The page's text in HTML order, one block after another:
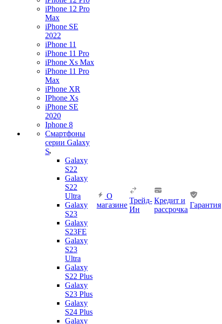
iPhone 12 Pro
Max
iPhone SE
2022
iPhone 11
iPhone 11 Pro
iPhone Xs Max
iPhone 11 Pro
Max
iPhone XR
IPhone Xs
iPhone SE
2020
Iphone 8
Смартфоны
серии Galaxy
S
Galaxy
S22
Galaxy
S22
Ultra
Galaxy
S23
Galaxy
S23FE
Galaxy
S23
Ultra
Galaxy
S22 Plus
Galaxy
S23 Plus
Galaxy
S24 Plus
Galaxy
О
магазине
Трейд-
Ин
Кредит и
рассрочка
Гарантия